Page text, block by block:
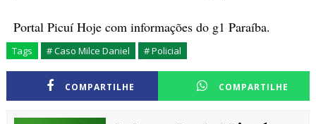
Portal Picuí Hoje com informações do g1 Paraíba.
Tags # Caso Milce Daniel # Policial
COMPARTILHE COMPARTILHE